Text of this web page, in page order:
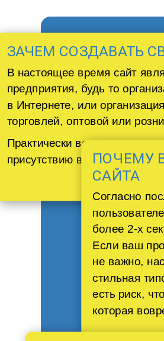
ЗАЧЕМ СОЗДАВАТЬ
В настоящее время сайт
предприятия, будь то
в Интернете, или
торговлей, оптовой или
Практически все
присутствию во всемирной
ПОЧЕМУ
САЙТА
Cогласно
более 2-х
Если ваш
не важно,
стильная
есть риск,
которая